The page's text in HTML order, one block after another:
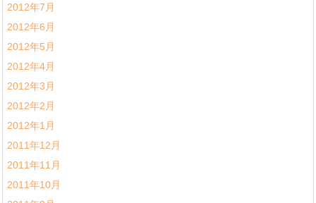
2012年7月
2012年6月
2012年5月
2012年4月
2012年3月
2012年2月
2012年1月
2011年12月
2011年11月
2011年10月